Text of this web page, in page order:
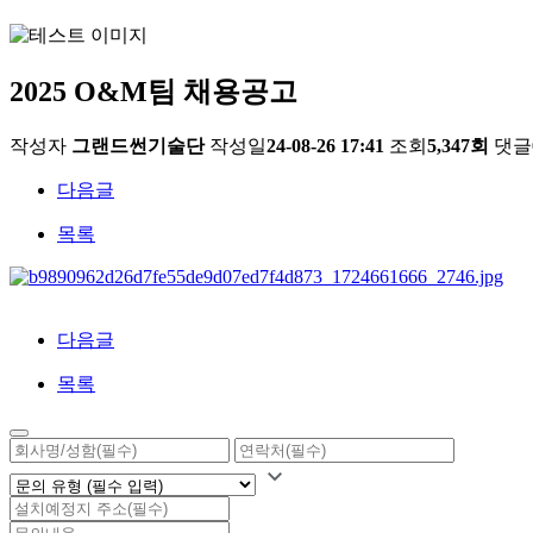
2025 O&M팀 채용공고
작성자 그랜드썬기술단 작성일24-08-26 17:41 조회 5,347회 댓글
다음글
목록
다음글
목록